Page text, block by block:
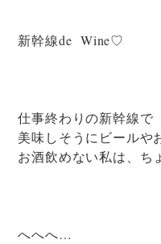
新幹線de Wine♡
仕事終わりの新幹線で
美味しそうにビールや
お酒飲めない私は、ち
へへへ…